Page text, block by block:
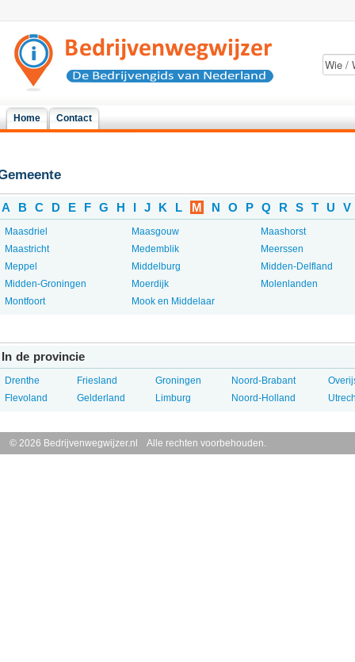
Home Contact
A B C D E F G H I J K L M N O P Q R S T U V
Maasdriel
Maastricht
Meppel
Midden-Groningen
Montfoort
Maasgouw
Medemblik
Middelburg
Moerdijk
Mook en Middelaar
Maashorst
Meerssen
Midden-Delfland
Molenlanden
In de provincie
Drenthe
Flevoland
Friesland
Gelderland
Groningen
Limburg
Noord-Brabant
Noord-Holland
© 2026 Bedrijvenwegwijzer.nl Alle rechten voorbehouden.